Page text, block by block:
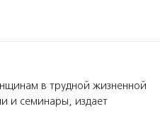
в трудной жизненной
и семинары, издает